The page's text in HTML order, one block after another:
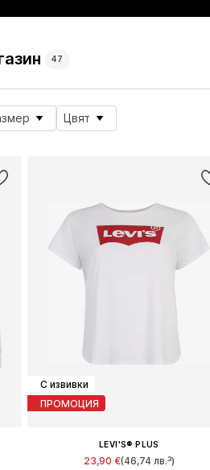
47
Цвят
С извивки
ПРОМОЦИЯ
LEVI'S® PLUS
23,90 €(46,74 лв.³)